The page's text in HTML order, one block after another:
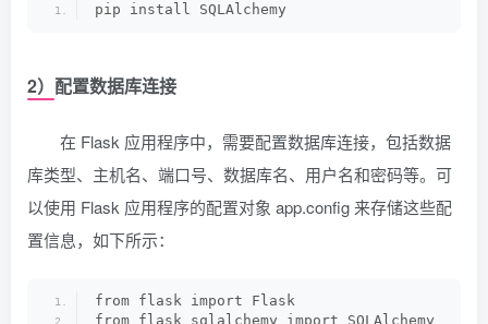
pip install SQLAlchemy
2）配置数据库连接
在 Flask 应用程序中，需要配置数据库连接，包括数据
库类型、主机名、端口号、数据库名、用户名和密码等。可
以使用 Flask 应用程序的配置对象 app.config 来存储这些配
置信息，如下所示：
from flask import Flask
from flask_sqlalchemy import SQLAlchemy